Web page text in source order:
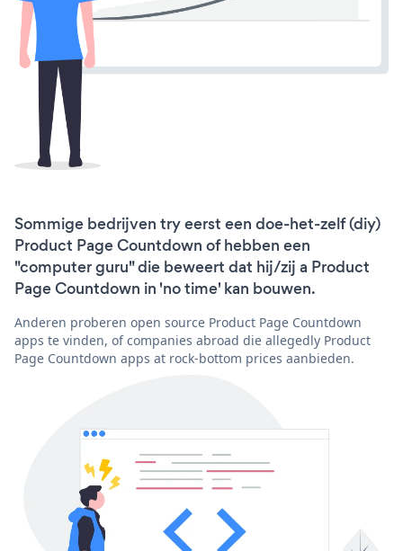
Sommige bedrijven try eerst een doe-het-zelf (diy)
Product Page Countdown of hebben een
"computer guru" die beweert dat hij/zij a Product
Page Countdown in 'no time' kan bouwen.
Anderen proberen open source Product Page Countdown
apps te vinden, of companies abroad die allegedly Product
Page Countdown apps at rock-bottom prices aanbieden.